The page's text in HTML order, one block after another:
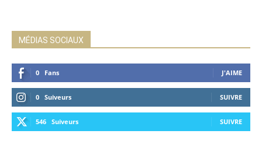
MÉDIAS SOCIAUX
0 Fans J'AIME
0 Suiveurs SUIVRE
546 Suiveurs SUIVRE